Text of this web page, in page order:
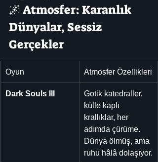
🌌 Atmosfer: Karanlık
Dünyalar, Sessiz
Gerçekler
Oyun Atmosfer Özellikleri
Dark Souls III
Gotik katedraller,
külle kaplı
krallıklar, her
adımda çürüme.
Dünya ölmüş, ama
ruhu hâlâ dolaşıyor.